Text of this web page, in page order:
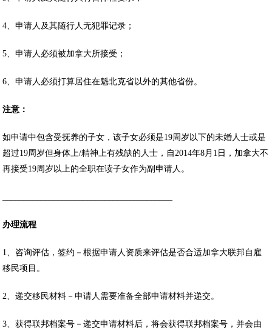
4、申请人及其随行人无犯罪记录；
5、申请人必须被加拿大所接受；
6、申请人必须打算居住在魁北克省以外的其他省份。
注意：
如申请中包含受抚养的子女，该子女必须是19周岁以下的未婚人士或是
超过19周岁但身体上/精神上有残缺的人士，自2014年8月1日，加拿大不
再接受19周岁以上的全职在读子女作为副申请人。
办理流程
1、咨询评估，签约－根据申请人资质来评估是否合适加拿大联邦自雇
移民项目。
2、递交移民材料－申请人需要准备全部申请材料并递交。
3、获得联邦档案号－递交申请材料后，将会获得联邦档案号，并会由